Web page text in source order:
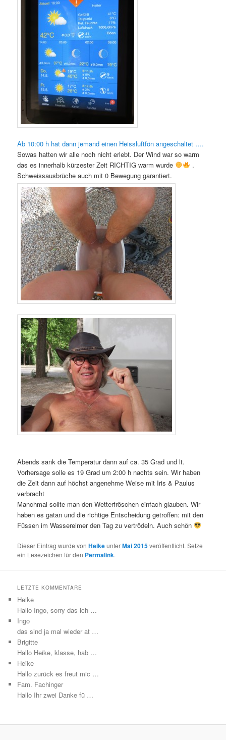
Ab 10:00 h hat dann jemand einen Heissluftfön angeschaltet ….
Sowas hatten wir alle noch nicht erlebt. Der Wind war so warm
das es innerhalb kürzester Zeit RICHTIG warm wurde
.
Schweissausbrüche auch mit 0 Bewegung garantiert.
Abends sank die Temperatur dann auf ca. 35 Grad und lt.
Vorhersage solle es 19 Grad um 2:00 h nachts sein. Wir haben
die Zeit dann auf höchst angenehme Weise mit Iris & Paulus
verbracht
Manchmal sollte man den Wetterfröschen einfach glauben. Wir
haben es gatan und die richtige Entscheidung getroffen: mit den
Füssen im Wassereimer den Tag zu vertrödeln. Auch schön
Dieser Eintrag wurde vonHeikeunterMai 2015veröffentlicht. Setze
ein Lesezeichen für den Permalink.
LETZTE KOMMENTARE
Heike
Hallo Ingo, sorry das ich …
Ingo
das sind ja mal wieder at …
Brigitte
Hallo Heike, klasse, hab …
Heike
Hallo zurück es freut mic …
Fam. Fachinger
Hallo Ihr zwei Danke fü …